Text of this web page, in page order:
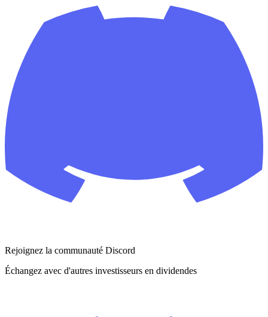
Rejoignez la communauté Discord
Échangez avec d'autres investisseurs en dividendes